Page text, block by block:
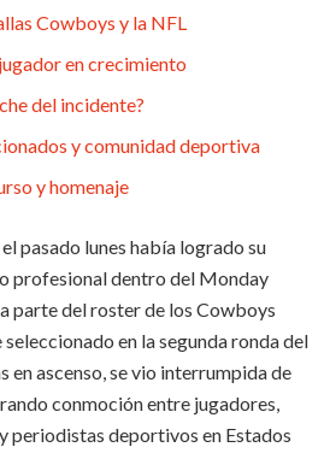
Cowboys y la NFL
en crecimiento
del incidente?
y comunidad deportiva
y homenaje
pasado lunes había logrado su
profesional dentro del Monday
parte del roster de los Cowboys
en la segunda ronda del
en ascenso, se vio interrumpida de
conmoción entre jugadores,
periodistas deportivos en Estados